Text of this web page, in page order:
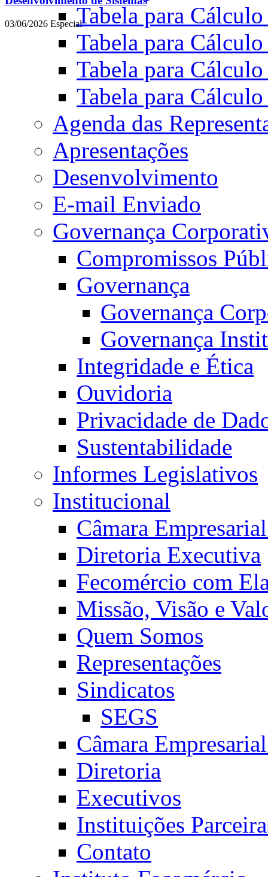
03/06/2026 EspecialTabela para
Tabela para
Tabela para
Tabela para
Agenda das
Apresentações
Desenvolvimento
E-mail Enviado
Governança
Compromissos
Governança
Governança
Governança
Integridade e Ética
Ouvidoria
Privacidade de
Sustentabilidade
Informes Legislativos
Institucional
Câmara
Diretoria Executiva
Fecomércio com
Missão, Visão e
Quem Somos
Representações
Sindicatos
SEGS
Câmara
Diretoria
Executivos
Instituições
Contato